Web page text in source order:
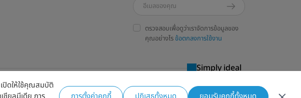
ตรวจสอบเพื่อดูว่าเราจัดการข้อมูลของ
คุณอย่างไร ข้อตกลงการใช้งาน
Simply ideal
ปิดให้ใช้คุณสมบัติ